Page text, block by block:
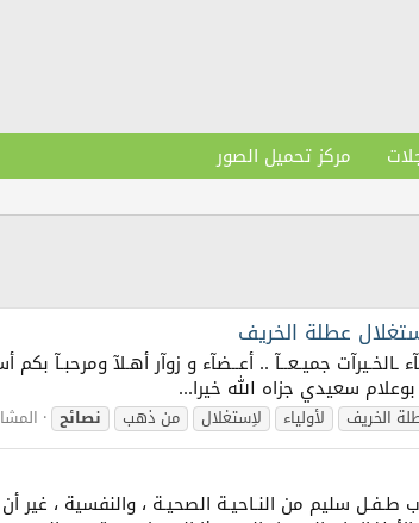
مركز تحميل الصور
عطلة الخريف
ـالخـيرآت جميـعــآ .. أعــضآء و زوآر أهـلآ
سعيدي جزاه الله خيرا...
الخريف لأولياء لاِستغلال من ذهب نصائح
طـفـل سليم من النـاحيـة الصحيـة ، والنفسية ،